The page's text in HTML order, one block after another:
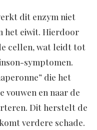
dit enzym niet
het eiwit. Hierdoor
cellen, wat leidt tot
symptomen.
die het
vouwen en naar de
Dit herstelt de
verdere schade.